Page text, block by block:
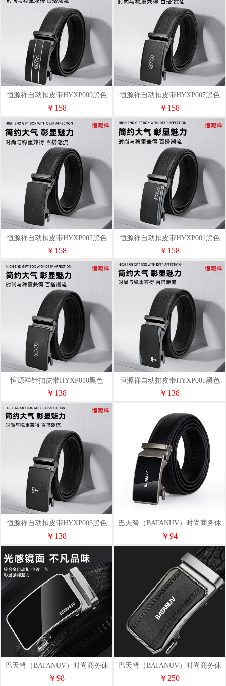
恒源祥自动扣皮带HYXP009黑色
￥158
恒源祥自动扣皮带HYXP007黑色
￥158
恒源祥自动扣皮带HYXP002黑色
￥158
恒源祥自动扣皮带HYXP001黑色
￥158
恒源祥针扣皮带HYXP010黑色
￥138
恒源祥自动扣皮带HYXP005黑色
￥138
恒源祥自动扣皮带HYXP003黑色
￥138
巴天弩（BATANUV）时尚商务休
闲皮带F-2778
￥94
巴天弩（BATANUV）时尚商务休
闲皮带F6699
￥98
巴天弩（BATANUV）时尚商务休
闲皮带Y227051011
￥250